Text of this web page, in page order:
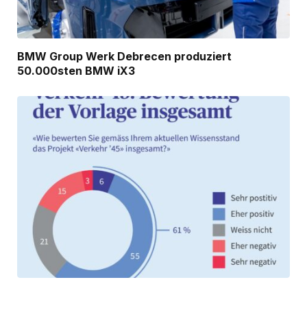
BMW Group Werk Debrecen produziert
50.000sten BMW iX3